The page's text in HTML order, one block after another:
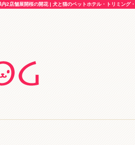
2店舗展開桜の開花 | 犬と猫のペットホテル・トリミング